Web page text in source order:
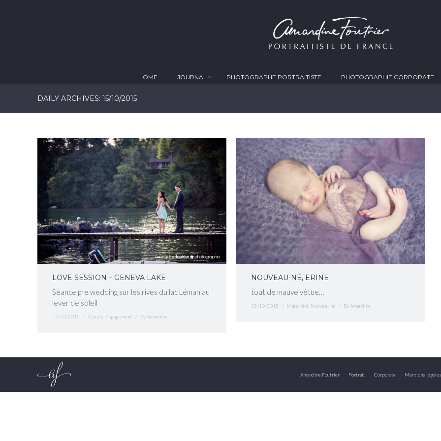
HOME JOURNAL PHOTOGRAPHE PORTRAITISTE PHOTOGRAPHIE CORPORATE
DAILY ARCHIVES: 15/10/2015
LOVE SESSION – GENEVA LAKE
Séance pre wedding sur les rives du lac Léman au
lever de soleil
15/10/2015 Couple Engagement ByAmandine
NOUVEAU-NÉ, ERINE
tout de mauve vêtue…
15/10/2015 Maternité Nouveau-né ByAmandine
Amandine Foutrier Portrait Corporate Mentions légales